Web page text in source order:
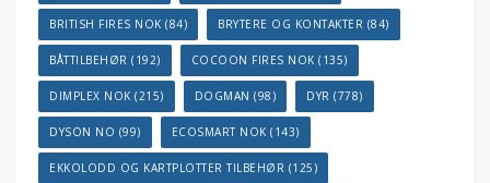
BRITISH FIRES NOK (84) BRYTERE OG KONTAKTER (84)
BÅTTILBEHØR (192) COCOON FIRES NOK (135)
DIMPLEX NOK (215) DOGMAN (98) DYR (778)
DYSON NO (99) ECOSMART NOK (143)
EKKOLODD OG KARTPLOTTER TILBEHØR (125)